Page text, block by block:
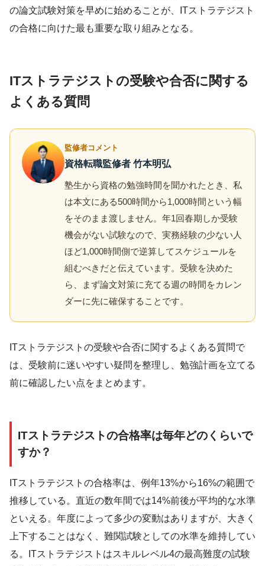
の論文試験対策を早めに始めることが、ITストラテジスト
の合格に向けた最も重要な取り組みとなる。
ITストラテジストの受験や合否に関する
よくある質問
監修者コメント
資格転職監修者 竹本明弘
塾生から資格の勉強時間を聞かれたとき、私
は本文にある500時間から1,000時間という幅
をそのまま渡しません。年1回春期しか受験
機会がない試験なので、実務経験の少ない人
ほど1,000時間側で逆算してスケジュールを
組むべきだと伝えています。受験を決めた
ら、まず論文対策に充てる週の時間をカレン
ダーに先に確保することです。
ITストラテジストの受験や合否に関するよくある質問で
は、受験前に迷いやすい疑問を整理し、勉強計画を立てる
前に確認したい点をまとめます。
ITストラテジストの合格率は毎年どのくらいで
すか？
ITストラテジストの合格率は、例年13%から16%の範囲で
推移している。直近の数年間では14%前後が平均的な水準
といえる。年度によって多少の変動はありますが、大きく
上下することはなく、難関試験としての水準を維持してい
る。ITストラテジストはスキルレベル4の最高難度の試験